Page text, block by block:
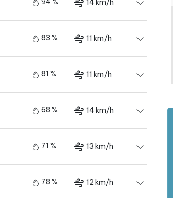
83 % 11 km/h
81 % 11 km/h
68 % 14 km/h
71 % 13 km/h
78 % 12 km/h